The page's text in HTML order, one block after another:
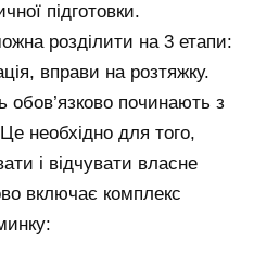
підготовки.
розділити на 3 етапи:
вправи на розтяжку.
обов’язково починають з
необхідно для того,
і відчувати власне
включає комплекс